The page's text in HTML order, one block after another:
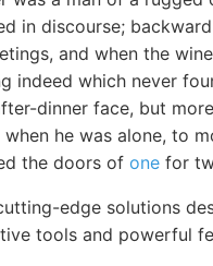
in discourse;
and when the
indeed which never
dinner face, but
he was alone, to
the doors of one for
edge solutions
tools and powerful